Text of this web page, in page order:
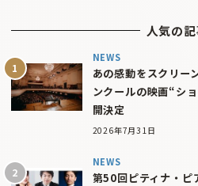
人気の
NEWS
あの感動をスクリー
ンクールの映画“シ
開決定
2026年7月31日
NEWS
第50回ピティナ・ピ